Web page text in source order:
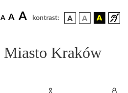
A A A kontrast:
Miasto Kraków